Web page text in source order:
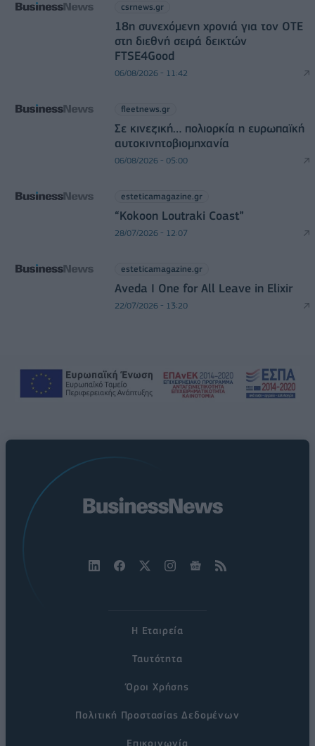
csrnews.gr
18η συνεχόμενη χρονιά για τον ΟΤΕ
στη διεθνή σειρά δεικτών
FTSE4Good
06/08/2026 - 11:42
fleetnews.gr
Σε κινεζική… πολιορκία η ευρωπαϊκή
αυτοκινητοβιομηχανία
06/08/2026 - 05:00
esteticamagazine.gr
“Kokoon Loutraki Coast”
28/07/2026 - 12:07
esteticamagazine.gr
Aveda I One for All Leave in Elixir
22/07/2026 - 13:20
Η Εταιρεία
Ταυτότητα
Όροι Χρήσης
Πολιτική Προστασίας Δεδομένων
Επικοινωνία